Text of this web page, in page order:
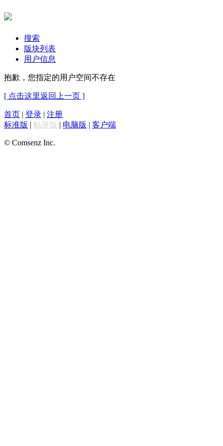
搜索
版块列表
用户信息
抱歉，您指定的用户空间不存在
[ 点击这里返回上一页 ]
首页 | 登录 | 注册
标准版 | 触屏版 | 电脑版 | 客户端
© Comsenz Inc.